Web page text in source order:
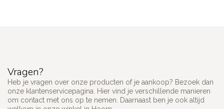
Vragen?
Heb je vragen over onze producten of je aankoop? Bezoek dan
onze klantenservicepagina. Hier vind je verschillende manieren
om contact met ons op te nemen. Daarnaast ben je ook altijd